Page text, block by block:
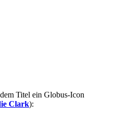
Titel ein Globus-Icon
Clark):